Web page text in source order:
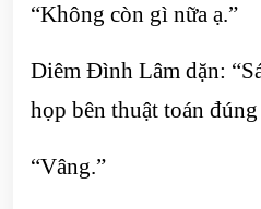
“Không còn gì nữa ạ.”
Diêm Đình Lâm dặn:
họp bên thuật toán
“Vâng.”